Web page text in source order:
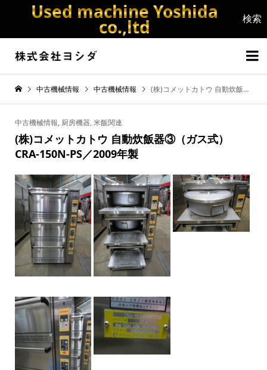
Used machine Yoshida
co.,ltd


中古機械情報 中古機械情報 (株)コメットカトウ 自動炊飯器③（ガス式）CRA-150N-PS／2009年製
中古機械情報, 厨房機器,米飯関連
(株)コメットカトウ 自動炊飯器③（ガス式）
CRA-150N-PS／2009年製